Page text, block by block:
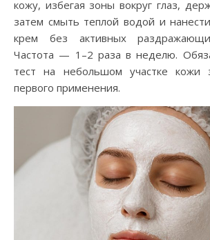
кожу, избегая зоны вокруг глаз,
затем смыть теплой водой и
крем без активных
Частота — 1–2 раза в неделю.
тест на небольшом участке
первого применения.